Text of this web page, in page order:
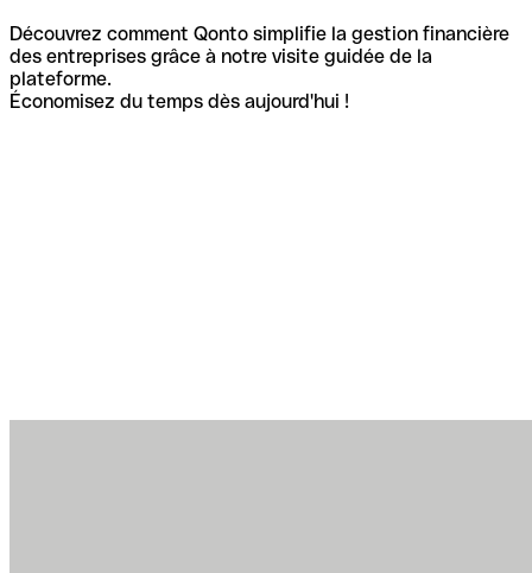
Découvrez comment Qonto simplifie la gestion financière
des entreprises grâce à notre visite guidée de la
plateforme.
Économisez du temps dès aujourd'hui !